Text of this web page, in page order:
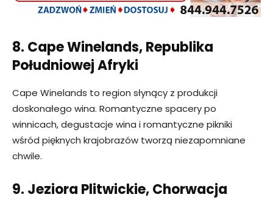
8. Cape Winelands, Republika
Południowej Afryki
Cape Winelands to region słynący z produkcji
doskonałego wina. Romantyczne spacery po
winnicach, degustacje wina i romantyczne pikniki
wśród pięknych krajobrazów tworzą niezapomniane
chwile.
9. Jeziora Plitwickie, Chorwacja